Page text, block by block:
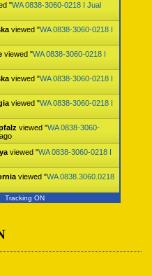
"WA 0838-3060-0218 I Jual
viewed "WA 0838-3060-0218 I
viewed "WA 0838-3060-0218 I
viewed "WA 0838-3060-0218 I
viewed "WA 0838-3060-0218 I
viewed "WA 0838-3060-
viewed "WA 0838-3060-0218 I
viewed "WA 0838.3060.0218
Tracking ON